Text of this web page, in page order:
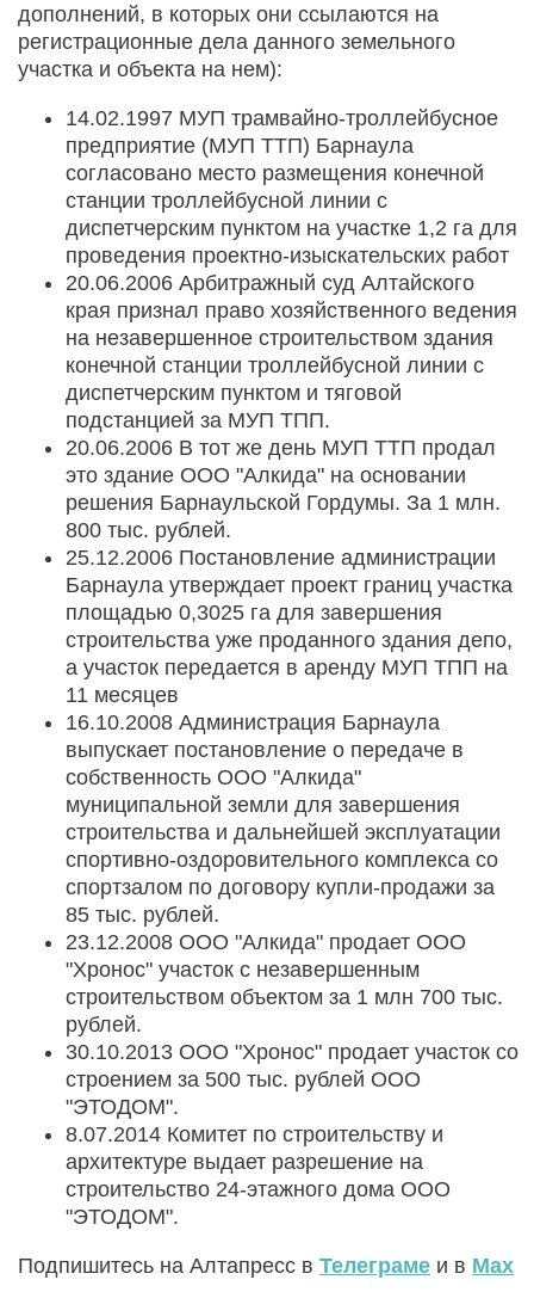
дополнений, в которых они ссылаются на
регистрационные дела данного земельного
участка и объекта на нем):
14.02.1997 МУП трамвайно-троллейбусное
предприятие (МУП ТТП) Барнаула
согласовано место размещения конечной
станции троллейбусной линии с
диспетчерским пунктом на участке 1,2 га для
проведения проектно-изыскательских работ
20.06.2006 Арбитражный суд Алтайского
края признал право хозяйственного ведения
на незавершенное строительством здания
конечной станции троллейбусной линии с
диспетчерским пунктом и тяговой
подстанцией за МУП ТПП.
20.06.2006 В тот же день МУП ТТП продал
это здание ООО "Алкида" на основании
решения Барнаульской Гордумы. За 1 млн.
800 тыс. рублей.
25.12.2006 Постановление администрации
Барнаула утверждает проект границ участка
площадью 0,3025 га для завершения
строительства уже проданного здания депо,
а участок передается в аренду МУП ТПП на
11 месяцев
16.10.2008 Администрация Барнаула
выпускает постановление о передаче в
собственность ООО "Алкида"
муниципальной земли для завершения
строительства и дальнейшей эксплуатации
спортивно-оздоровительного комплекса со
спортзалом по договору купли-продажи за
85 тыс. рублей.
23.12.2008 ООО "Алкида" продает ООО
"Хронос" участок с незавершенным
строительством объектом за 1 млн 700 тыс.
рублей.
30.10.2013 ООО "Хронос" продает участок со
строением за 500 тыс. рублей ООО
"ЭТОДОМ".
8.07.2014 Комитет по строительству и
архитектуре выдает разрешение на
строительство 24-этажного дома ООО
"ЭТОДОМ".
Подпишитесь на Алтапресс в Телеграме и в Max